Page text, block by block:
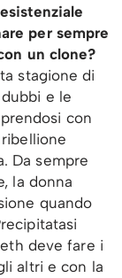
per sempre
un clone?
stagione di
e le
con
Da sempre
la donna
quando
deve fare i
altri e con la